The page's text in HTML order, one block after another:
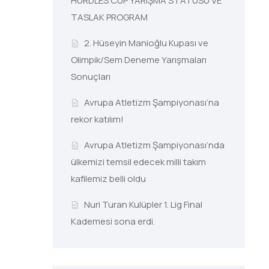
TASLAK PROGRAM
2. Hüseyin Manioğlu Kupası ve
Olimpik/Sem Deneme Yarışmaları
Sonuçları
Avrupa Atletizm Şampiyonası’na
rekor katılım!
Avrupa Atletizm Şampiyonası’nda
ülkemizi temsil edecek milli takım
kafilemiz belli oldu
Nuri Turan Kulüpler 1. Lig Final
Kademesi sona erdi.